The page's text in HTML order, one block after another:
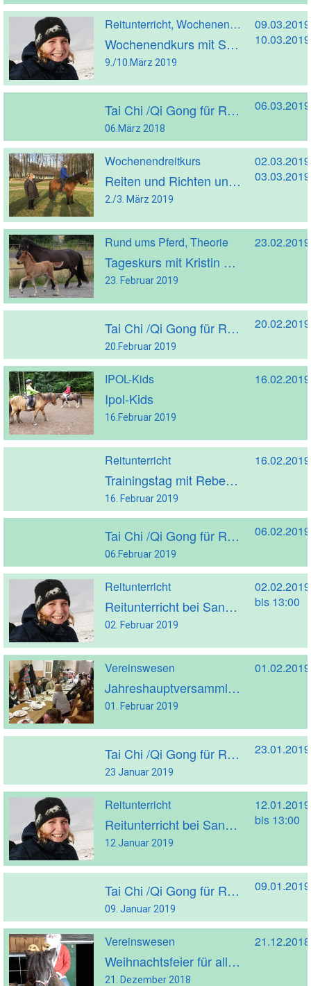
Reitunterricht, Wochenendreitkurs
Wochenendkurs mit Sandra Lülf
9./10.März 2019
10.03.2019
Tai Chi /Qi Gong für Reiter
06.März 2018
Wochenendreitkurs
Reiten und Richten unter Berücksichtigung der neuesten Erkenntnisse der Biomechanik + Fotos
2./3. März 2019
03.03.2019
Rund ums Pferd, Theorie
Tageskurs mit Kristin Halldorsdottir
23. Februar 2019
Tai Chi /Qi Gong für Reiter
20.Februar 2019
IPOL-Kids
Ipol-Kids
16.Februar 2019
Reitunterricht
Trainingstag mit Rebekka Rückle
16. Februar 2019
16.02.2019
Tai Chi /Qi Gong für Reiter
06.Februar 2019
Reitunterricht
Reitunterricht bei Sandra Lülf
02. Februar 2019
bis 13:00
Vereinswesen
Jahreshauptversammlung 2019 + Nachbericht
01. Februar 2019
Tai Chi /Qi Gong für Reiter
23 Januar 2019
Reitunterricht
Reitunterricht bei Sandra Lülf
12.Januar 2019
bis 13:00
Tai Chi /Qi Gong für Reiter
09. Januar 2019
Vereinswesen
Weihnachtsfeier für alle Kinder und Jugendlichen
21. Dezember 2018